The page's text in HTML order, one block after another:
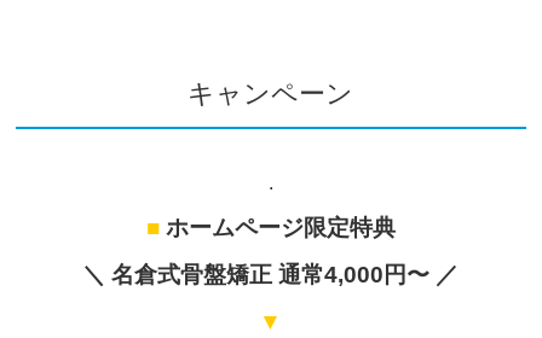
キャンペーン
.
■ホームページ限定特典
＼ 名倉式骨盤矯正 通常4,000円〜 ／
▼